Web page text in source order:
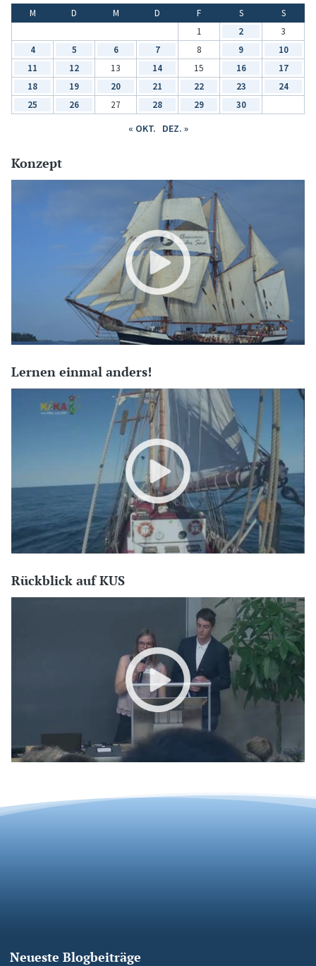
M D M D F S
S
1
2
3
4
5 6 7 8 9
10
11
12 13 14 15 16
17
18
19 20 21 22 23
24
25
26 27 28 29 30
« OKT. DEZ. »
Konzept
Lernen einmal anders!
Rückblick auf KUS
Neueste Blogbeiträge